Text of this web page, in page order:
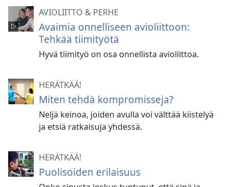
AVIOLIITTO & PERHE
Avaimia onnelliseen avioliittoon:
Tehkää tiimityötä
Hyvä tiimityö on osa onnellista avioliittoa.
HERÄTKÄÄ!
Miten tehdä kompromisseja?
Neljä keinoa, joiden avulla voi välttää kiistelyä
ja etsiä ratkaisuja yhdessä.
HERÄTKÄÄ!
Puolisoiden erilaisuus